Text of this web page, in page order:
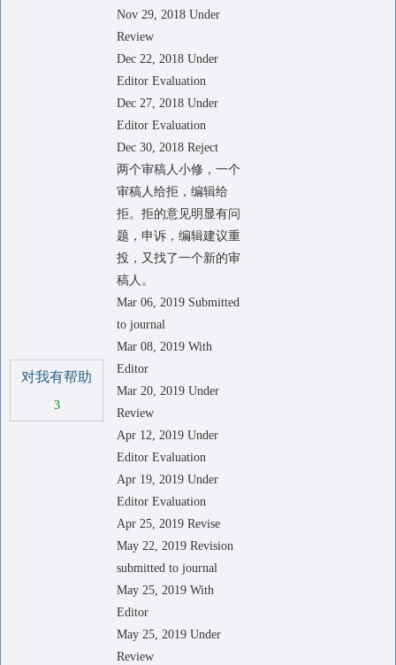
对我有帮助
3
Nov 29, 2018 Under
Review
Dec 22, 2018 Under
Editor Evaluation
Dec 27, 2018 Under
Editor Evaluation
Dec 30, 2018 Reject
两个审稿人小修，一个
审稿人给拒，编辑给
拒。拒的意见明显有问
题，申诉，编辑建议重
投，又找了一个新的审
稿人。
Mar 06, 2019 Submitted
to journal
Mar 08, 2019 With
Editor
Mar 20, 2019 Under
Review
Apr 12, 2019 Under
Editor Evaluation
Apr 19, 2019 Under
Editor Evaluation
Apr 25, 2019 Revise
May 22, 2019 Revision
submitted to journal
May 25, 2019 With
Editor
May 25, 2019 Under
Review